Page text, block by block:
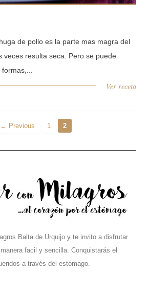
de pollo es la parte mas magra del
veces resulta seca. Pero se puede
Ver receta
← Previous 1 2
Balta de Urquijo y te invito a disfrutar
facil y sencilla. Conquistarás el
a través del estómago.